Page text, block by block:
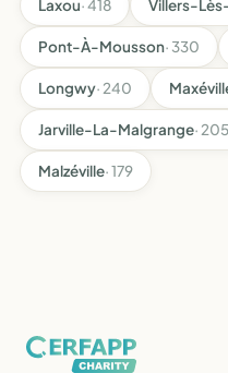
Laxou· 418 Villers-
Pont-À-Mousson· 330
Longwy· 240
Jarville-La-Malgrange· 205
Malzéville· 179